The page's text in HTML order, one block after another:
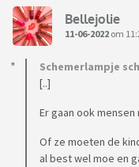
Bellejolie
11-06-2022 om
Schemerlampje
[..]
Er gaan ook
Of ze moeten de
al best wel moe en